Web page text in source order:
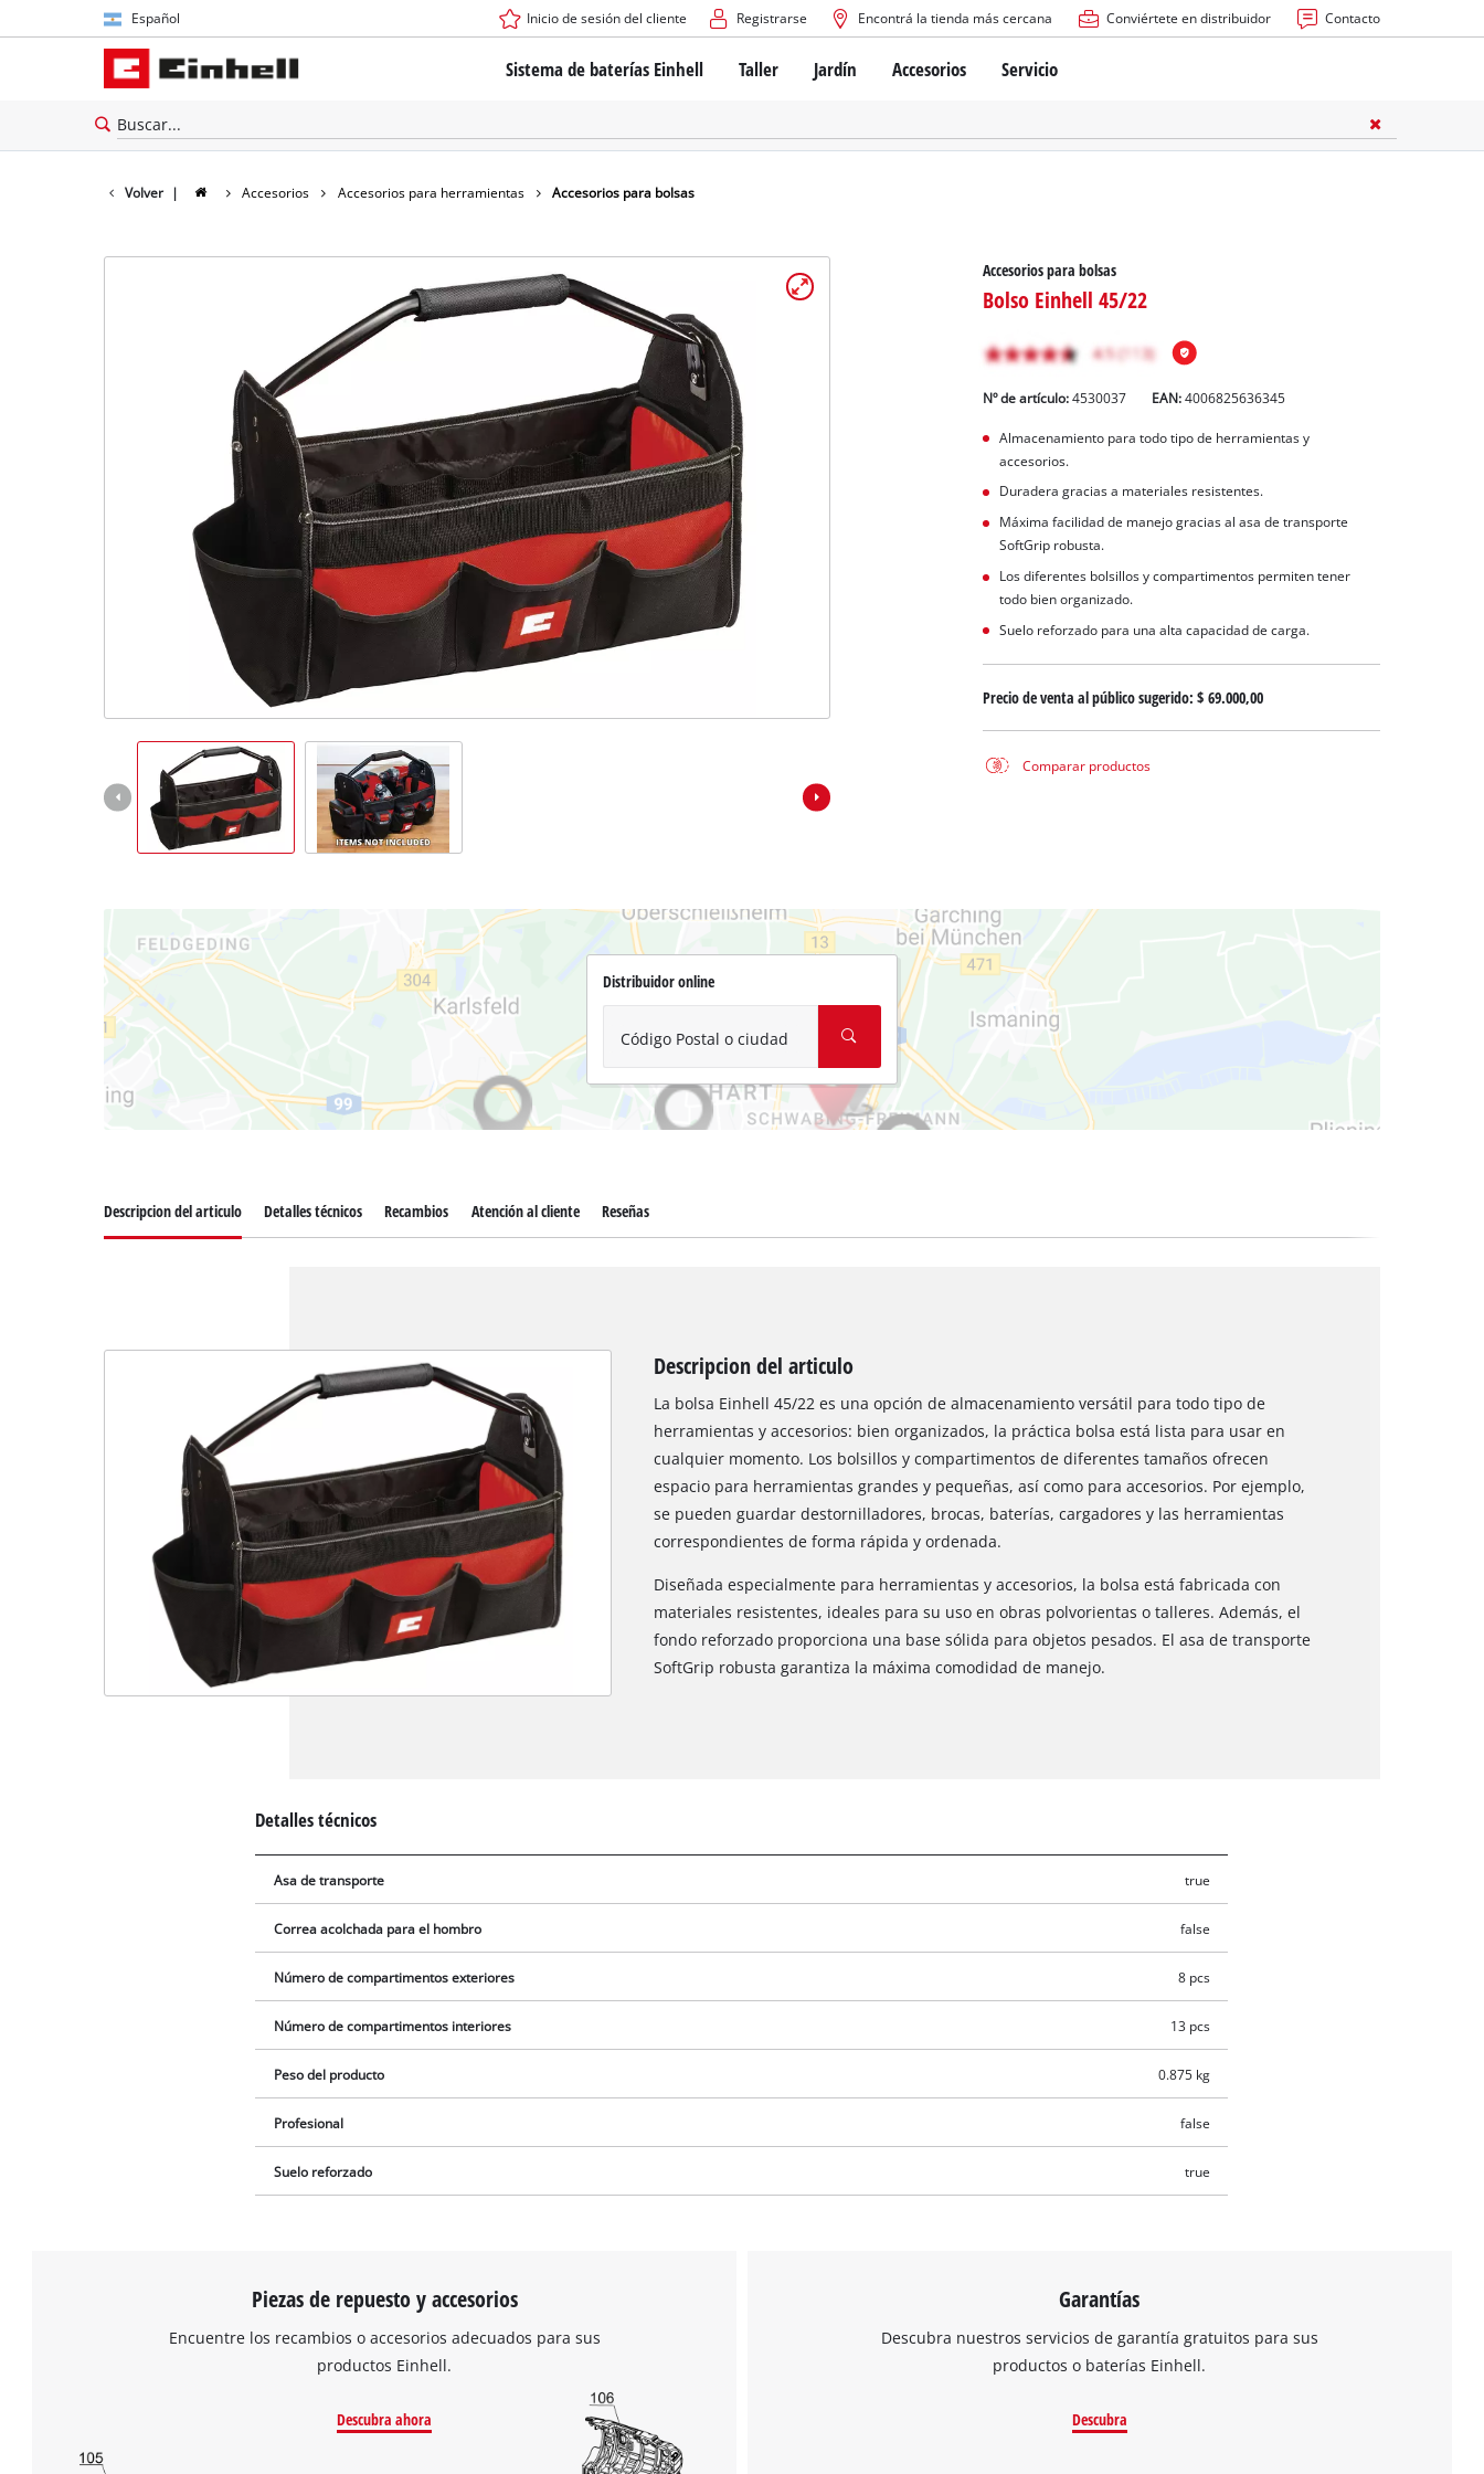
Español
Español
English
Inicio de sesión del cliente Registrarse Encontrá la tienda más cercana Conviértete en distribuidor Contacto
Sistema de baterías Einhell
El sistema de baterías Power X-Change
Sobre Einhell PROFESSIONAL
Todos los dispositivos PROFESSIONAL
Herramientas eléctricas PROFESSIONAL
Herramientas de jardín PROFESSIONAL
Todos los productos Power X-Change
Herramientas Power X-Change
Herramientas de jardín Power X-Change
Taller
Atornilladores inalámbricos
Taladros de columna
Routers para madera
Cepillos eléctricos
Máquinas de Lijado
Afiladores de cadenas para motosierras
Lijadoras de banda
Mezcladores
Sistemas para Pintar
Instrumentos de medición
Luces
Otras herramientas
Sierras de cinta
Aspirador de materiales húmedos y secos
Aspiradoras para cenizas
Más herramientas de limpieza
Hidrolavadoras
Jardín
Cortadoras de césped a batería
Cortadoras de césped manuales
Bombas sumergibles para aguas sucias
Bombas sumergibles para agua limpia
Bombas de profundidad para pozos
Accesorios Servicio
Volver | Accesorios Accesorios para herramientas Accesorios para bolsas
Accesorios para bolsas
Bolso Einhell 45/22
Nº de artículo: 4530037 EAN:4006825636345
Almacenamiento para todo tipo de herramientas y
accesorios.
Duradera gracias a materiales resistentes.
Máxima facilidad de manejo gracias al asa de transporte
SoftGrip robusta.
Los diferentes bolsillos y compartimentos permiten tener
todo bien organizado.
Suelo reforzado para una alta capacidad de carga.
Precio de venta al público sugerido: $ 69.000,00
Comparar productos
Distribuidor online
Código Postal o ciudad
the site with their CMP to add this content
Descripcion del articulo Detalles técnicos Recambios Atención al cliente Reseñas
Descripcion del articulo
La bolsa Einhell 45/22 es una opción de almacenamiento versátil para todo tipo de
herramientas y accesorios: bien organizados, la práctica bolsa está lista para usar en
cualquier momento. Los bolsillos y compartimentos de diferentes tamaños ofrecen
espacio para herramientas grandes y pequeñas, así como para accesorios. Por ejemplo,
se pueden guardar destornilladores, brocas, baterías, cargadores y las herramientas
correspondientes de forma rápida y ordenada.
Diseñada especialmente para herramientas y accesorios, la bolsa está fabricada con
materiales resistentes, ideales para su uso en obras polvorientas o talleres. Además, el
fondo reforzado proporciona una base sólida para objetos pesados. El asa de transporte
SoftGrip robusta garantiza la máxima comodidad de manejo.
Detalles técnicos
Asa de transporte true
Correa acolchada para el hombro false
Número de compartimentos exteriores 8 pcs
Número de compartimentos interiores 13 pcs
Peso del producto 0.875 kg
Profesional false
Suelo reforzado true
Piezas de repuesto y accesorios
Encuentre los recambios o accesorios adecuados para sus
productos Einhell.
Descubra ahora
Garantías
Descubra nuestros servicios de garantía gratuitos para sus
productos o baterías Einhell.
Descubra